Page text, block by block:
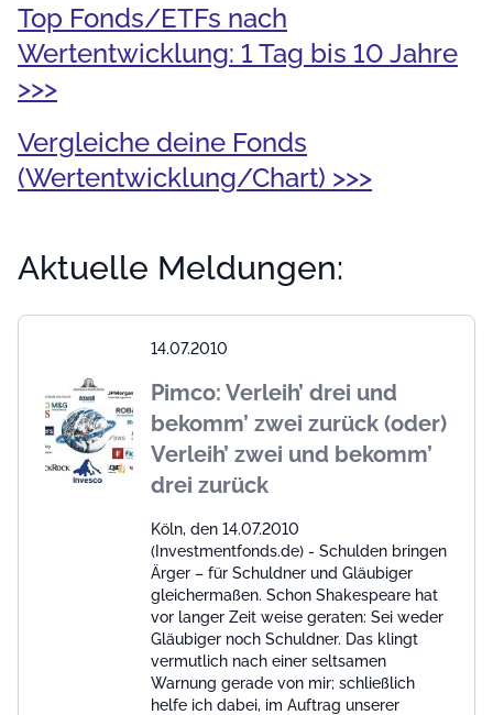
Top Fonds/ETFs nach
Wertentwicklung: 1 Tag bis 10 Jahre
>>>
Vergleiche deine Fonds
(Wertentwicklung/Chart) >>>
Aktuelle Meldungen:
14.07.2010
Pimco: Verleih’ drei und
bekomm’ zwei zurück (oder)
Verleih’ zwei und bekomm’
drei zurück
Köln, den 14.07.2010
(Investmentfonds.de) - Schulden bringen
Ärger – für Schuldner und Gläubiger
gleichermaßen. Schon Shakespeare hat
vor langer Zeit weise geraten: Sei weder
Gläubiger noch Schuldner. Das klingt
vermutlich nach einer seltsamen
Warnung gerade von mir; schließlich
helfe ich dabei, im Auftrag unserer